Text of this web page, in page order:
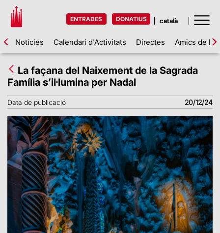
ENTRADES DONATIUS
Notícies Calendari d'Activitats Directes Amics de la
La façana del Naixement de la Sagrada
Família s’il·lumina per Nadal
Data de publicació 20/12/24